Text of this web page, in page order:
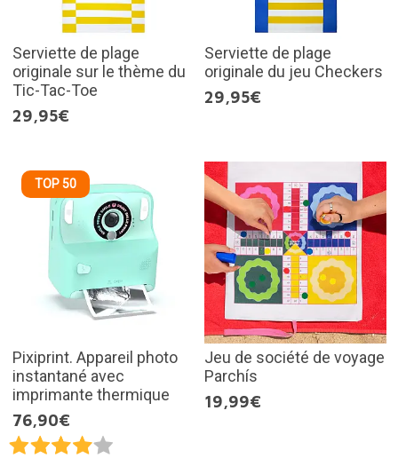
Serviette de plage
originale sur le thème du
Tic-Tac-Toe
29,95€
Serviette de plage
originale du jeu Checkers
29,95€
TOP 50
Pixiprint. Appareil photo
instantané avec
imprimante thermique
76,90€
Jeu de société de voyage
Parchís
19,99€